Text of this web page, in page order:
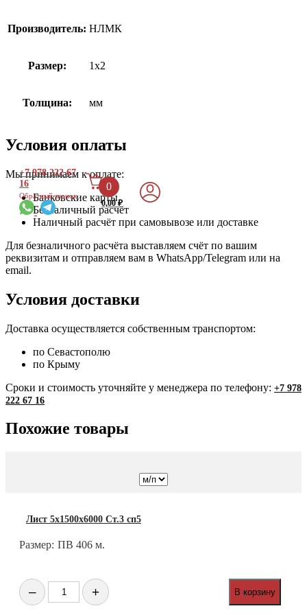
+7 978 222 67
16
Обратный звонок
0
0,00₽
Производитель: НЛМК
Размер: 1х2
Толщина: мм
Условия оплаты
Мы принимаем к оплате:
Банковские карты
Безналичный расчёт
Наличный расчёт при самовывозе или доставке
Для безналичного расчёта выставляем счёт по вашим
реквизитам и отправляем вам в WhatsApp/Telegram или на
email.
Условия доставки
Доставка осуществляется собственным транспортом:
по Севастополю
по Крыму
Сроки и стоимость уточняйте у менеджера по телефону: +7 978
222 67 16
Похожие товары
Лист 5х1500х6000 Ст.3 сп5
Размер: ПВ 406 м.
–
Количество
товара
+ В корзину